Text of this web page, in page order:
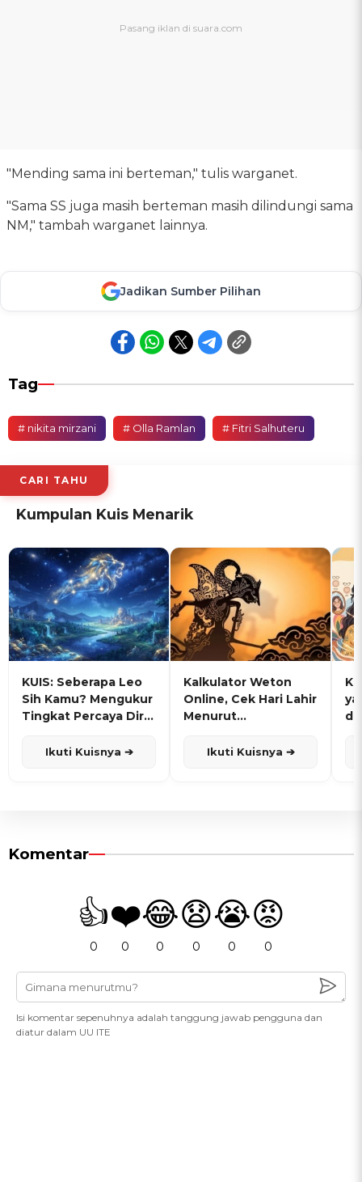
"Mending sama ini berteman," tulis warganet.
"Sama SS juga masih berteman masih dilindungi sama
NM," tambah warganet lainnya.
Jadikan Sumber Pilihan
Tag
# nikita mirzani # Olla Ramlan # Fitri Salhuteru
CARI TAHU
Kumpulan Kuis Menarik
KUIS: Seberapa Leo
Sih Kamu? Mengukur
Tingkat Percaya Diri
Ikuti Kuisnya ➔
Kalkulator Weton
Online, Cek Hari Lahir
Menurut
Ikuti Kuisnya ➔
Komentar
👍
0
❤️
0
😂
0
😧
0
😭
0
😡
0
Isi komentar sepenuhnya adalah tanggung jawab pengguna dan
diatur dalam UU ITE